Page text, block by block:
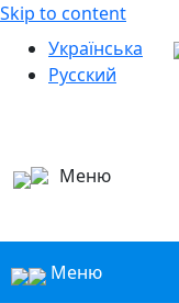
Skip to content
Українська
Русский
Меню
Меню